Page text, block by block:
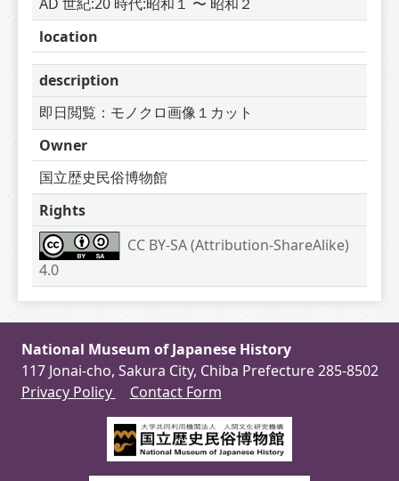
location
description
即日閲覧：モノクロ画像１カット
Owner
国立歴史民俗博物館
Rights
CC BY-SA (Attribution-ShareAlike)
4.0
National Museum of Japanese History
117 Jonai-cho, Sakura City, Chiba Prefecture 285-8502
Privacy Policy
Contact Form